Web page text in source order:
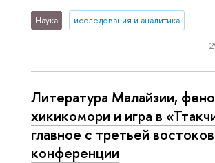
Наука исследования и аналитика
Литература Малайзии,
хикикомори и игра в
главное с третьей
конференции